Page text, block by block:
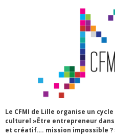
Le CFMI de Lille organise un
culturel »Être entrepreneur
et créatif…. mission impossible ?